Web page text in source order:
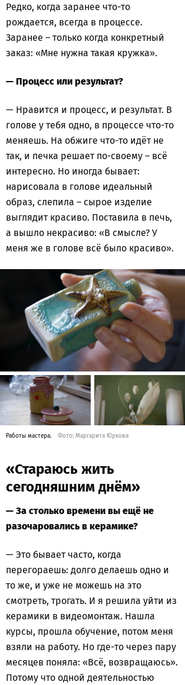
Редко, когда заранее что-то
рождается, всегда в процессе.
Заранее – только когда конкретный
заказ: «Мне нужна такая кружка».
— Процесс или результат?
— Нравится и процесс, и результат. В
голове у тебя одно, в процессе что-то
меняешь. На обжиге что-то идёт не
так, и печка решает по-своему – всё
интересно. Но иногда бывает:
нарисовала в голове идеальный
образ, слепила – сырое изделие
выглядит красиво. Поставила в печь,
а вышло некрасиво: «В смысле? У
меня же в голове всё было красиво».
Работы мастера. Фото: Маргарита Юркова
«Стараюсь жить
сегодняшним днём»
— За столько времени вы ещё не
разочаровались в керамике?
— Это бывает часто, когда
перегораешь: долго делаешь одно и
то же, и уже не можешь на это
смотреть, трогать. И я решила уйти из
керамики в видеомонтаж. Нашла
курсы, прошла обучение, потом меня
взяли на работу. Но где-то через пару
месяцев поняла: «Всё, возвращаюсь».
Потому что одной деятельностью